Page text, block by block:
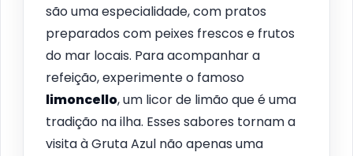
são uma especialidade, com pratos
preparados com peixes frescos e frutos
do mar locais. Para acompanhar a
refeição, experimente o famoso
limoncello, um licor de limão que é uma
tradição na ilha. Esses sabores tornam a
visita à Gruta Azul não apenas uma